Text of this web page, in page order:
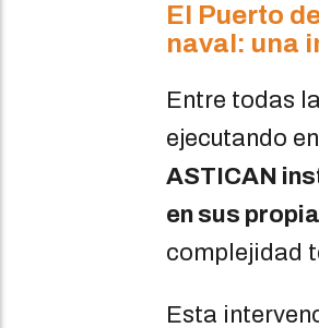
El Puerto
naval: una
Entre todas
ejecutando
ASTICAN
en sus
complejidad
Esta